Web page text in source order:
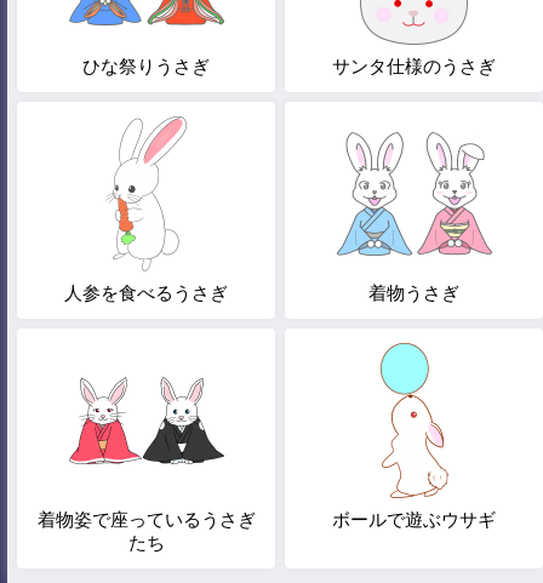
ひな祭りうさぎ サンタ仕様のうさぎ
人参を食べるうさぎ 着物うさぎ
着物姿で座っているうさぎ
たち
ボールで遊ぶウサギ